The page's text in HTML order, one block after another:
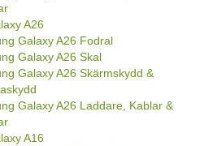
A26
Galaxy A26 Fodral
Galaxy A26 Skal
Galaxy A26 Skärmskydd &
Galaxy A26 Laddare, Kablar &
A16